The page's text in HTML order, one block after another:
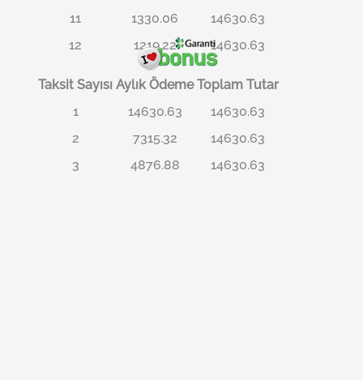
11 1330.06
14630.63
12
1219.22 14630.63
Taksit Sayısı Aylık Ödeme Toplam Tutar
1
14630.63
14630.63
2
7315.32
14630.63
3
4876.88 14630.63